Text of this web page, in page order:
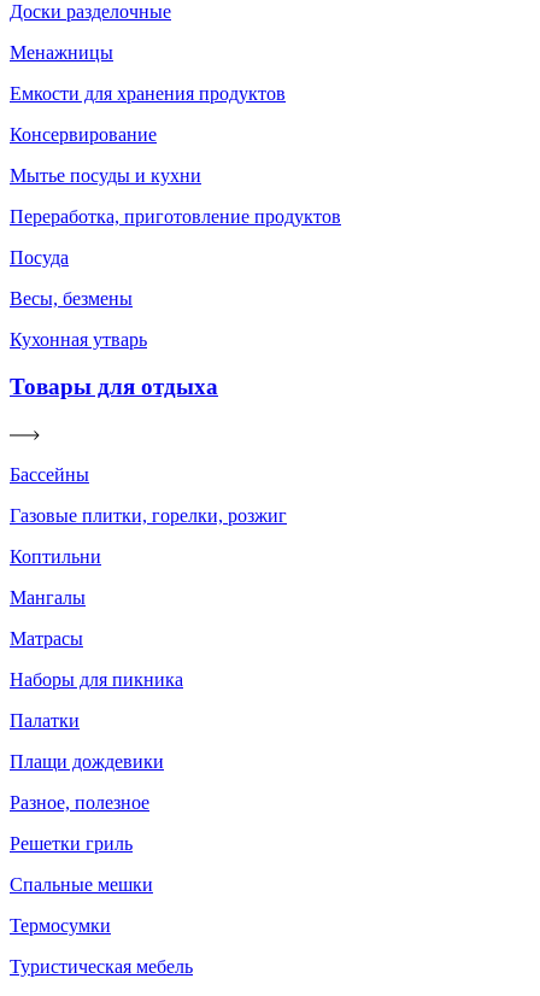
Доски разделочные
Менажницы
Емкости для хранения продуктов
Консервирование
Мытье посуды и кухни
Переработка, приготовление продуктов
Посуда
Весы, безмены
Кухонная утварь
Товары для отдыха
Бассейны
Газовые плитки, горелки, розжиг
Коптильни
Мангалы
Матрасы
Наборы для пикника
Палатки
Плащи дождевики
Разное, полезное
Решетки гриль
Спальные мешки
Термосумки
Туристическая мебель